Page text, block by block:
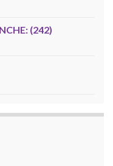
(242)